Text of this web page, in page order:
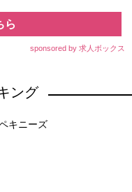
ら
sponsored by 求人ボックス
ング
キニーズ